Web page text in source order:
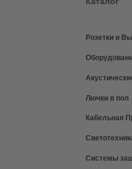
Розетки и
Лючки в пол
Кабельная
Системы